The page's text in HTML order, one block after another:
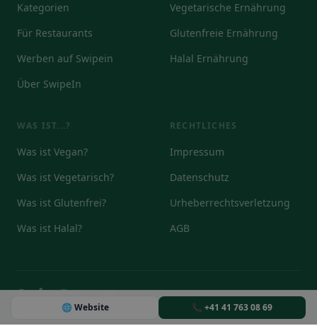
🌐 Website 📞 +41 41 763 08 69
Kategorien
Für Restaurants
Werben auf Swipein
Über SwipeIn
Vegetarische Ernährung
Glutenfreie Ernährung
Halal Ernährung
WAS IST...?
Was ist Vegan?
Was ist Vegetarisch?
Was ist Glutenfrei?
Was ist Halal?
RECHTLICHES
Impressum
Datenschutz
Urheberrechtsverletzung
AGB
IT